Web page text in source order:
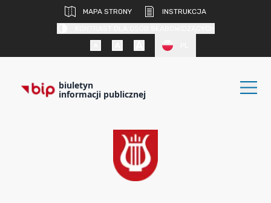
MAPA STRONY
INSTRUKCJA
biuletyn
informacji publicznej